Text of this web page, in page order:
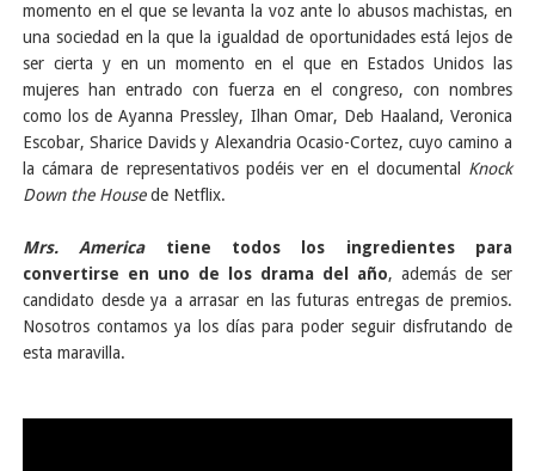
momento en el que se levanta la voz ante lo abusos machistas, en
una sociedad en la que la igualdad de oportunidades está lejos de
ser cierta y en un momento en el que en Estados Unidos las
mujeres han entrado con fuerza en el congreso, con nombres
como los de Ayanna Pressley, Ilhan Omar, Deb Haaland, Veronica
Escobar, Sharice Davids y Alexandria Ocasio-Cortez, cuyo camino a
la cámara de representativos podéis ver en el documental Knock
Down the Housede Netflix.
Mrs. Americatiene todos los ingredientes para
convertirse en uno de los drama del año, además de ser
candidato desde ya a arrasar en las futuras entregas de premios.
Nosotros contamos ya los días para poder seguir disfrutando de
esta maravilla.